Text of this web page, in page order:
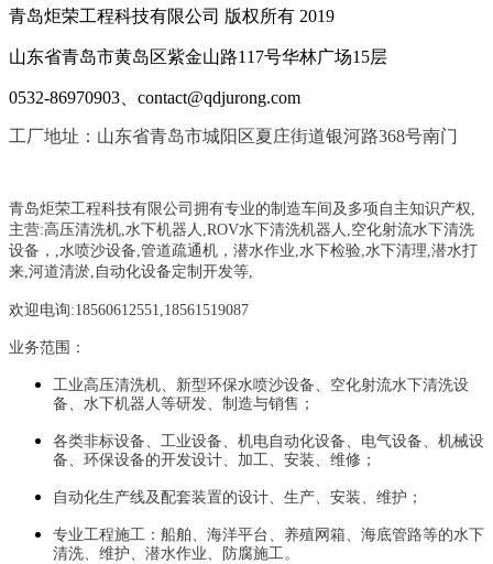
青岛炬荣工程科技有限公司 版权所有 2019
山东省青岛市黄岛区紫金山路117号华林广场15层
0532-86970903、contact@qdjurong.com
工厂地址：山东省青岛市城阳区夏庄街道银河路368号南门
青岛炬荣工程科技有限公司拥有专业的制造车间及多项自主知识产权,
主营:高压清洗机,水下机器人,ROV水下清洗机器人,空化射流水下清洗
设备， ,水喷沙设备,管道疏通机 ， 潜水作业,水下检验,水下清理,潜水打
来,河道清淤,自动化设备定制开发等,
欢迎电询:18560612551,18561519087
业务范围：
工业高压清洗机、新型环保水喷沙设备、空化射流水下清洗设
备、水下机器人等研发、制造与销售；
各类非标设备、工业设备、机电自动化设备、电气设备、机械设
备、环保设备的开发设计、加工、安装、维修；
自动化生产线及配套装置的设计、生产、安装、维护；
专业工程施工：船舶、海洋平台、养殖网箱、海底管路等的水下
清洗、维护、潜水作业、防腐施工。